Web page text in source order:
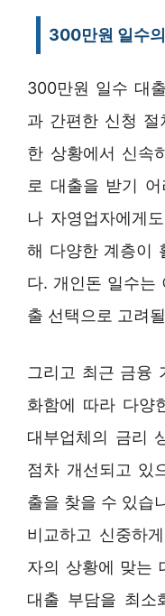
300만원 일수
300만원 일수 대
과 간편한 신청 절
한 상황에서 신속
로 대출을 받기
나 자영업자에게
해 다양한 계층이
다. 개인돈 일수는
출 선택으로 고려
그리고 최근 금융
화함에 따라 다양
대부업체의 금리
점차 개선되고 있
출을 찾을 수 있습
비교하고 신중하
자의 상황에 맞는
대출 부담을 최소